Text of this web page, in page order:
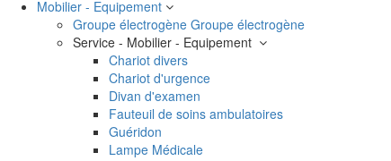
Mobilier - Equipement
Groupe électrogène Groupe électrogène
Service - Mobilier - Equipement
Chariot divers
Chariot d'urgence
Divan d'examen
Fauteuil de soins ambulatoires
Guéridon
Lampe Médicale